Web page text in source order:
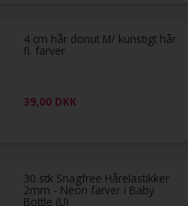
4 cm hår donut M/ kunstigt hår
fl. farver
39,00 DKK
30 stk Snagfree Hårelastikker
2mm - Neon farver i Baby
Bottle (U)